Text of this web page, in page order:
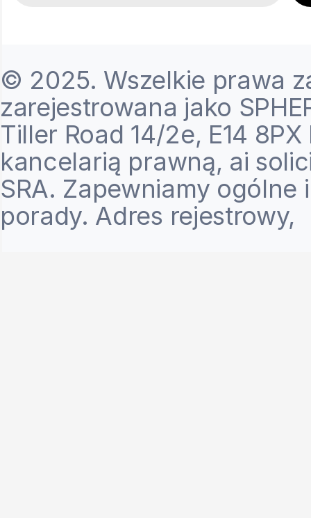
© 2025. Wszelkie prawa
zarejestrowana jako
Tiller Road 14/2e, E14
kancelarią prawną, ai
SRA. Zapewniamy
porady. Adres rejestrowy,